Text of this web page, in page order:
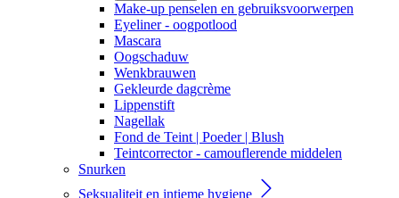
Make-up penselen en gebruiksvoorwerpen
Eyeliner - oogpotlood
Mascara
Oogschaduw
Wenkbrauwen
Gekleurde dagcrème
Lippenstift
Nagellak
Fond de Teint | Poeder | Blush
Teintcorrector - camouflerende middelen
Snurken
Seksualiteit en intieme hygiene